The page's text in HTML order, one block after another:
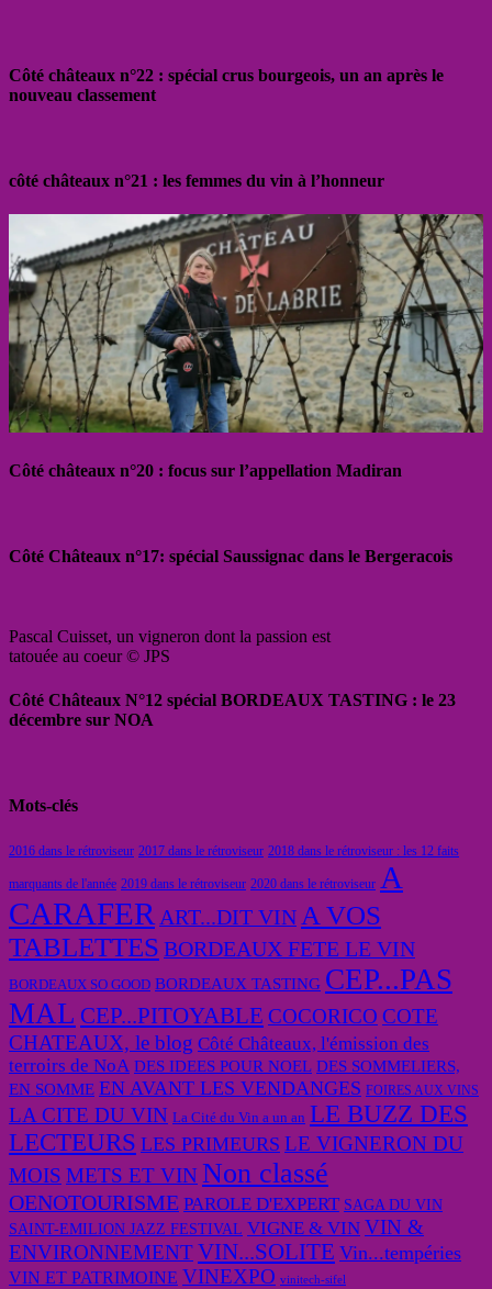
Côté châteaux n°22 : spécial crus bourgeois, un an après le
nouveau classement
côté châteaux n°21 : les femmes du vin à l’honneur
Côté châteaux n°20 : focus sur l’appellation Madiran
Côté Châteaux n°17: spécial Saussignac dans le Bergeracois
Pascal Cuisset, un vigneron dont la passion est
tatouée au coeur © JPS
Côté Châteaux N°12 spécial BORDEAUX TASTING : le 23
décembre sur NOA
Mots-clés
2016 dans le rétroviseur 2017 dans le rétroviseur 2018 dans le rétroviseur : les 12 faits
marquants de l'année 2019 dans le rétroviseur 2020 dans le rétroviseur A
CARAFER ART...DIT VIN A VOS
TABLETTES BORDEAUX FETE LE VIN
BORDEAUX SO GOOD BORDEAUX TASTING CEP...PAS
MAL CEP...PITOYABLE COCORICO COTE
CHATEAUX, le blog Côté Châteaux, l'émission des
terroirs de NoA DES IDEES POUR NOEL DES SOMMELIERS,
EN SOMME EN AVANT LES VENDANGES FOIRES AUX VINS
LA CITE DU VIN La Cité du Vin a un an LE BUZZ DES
LECTEURS LES PRIMEURS LE VIGNERON DU
MOIS METS ET VIN Non classé
OENOTOURISME PAROLE D'EXPERT SAGA DU VIN
SAINT-EMILION JAZZ FESTIVAL VIGNE & VIN VIN &
ENVIRONNEMENTVIN...SOLITE Vin...tempéries
VIN ET PATRIMOINE VINEXPO vinitech-sifel